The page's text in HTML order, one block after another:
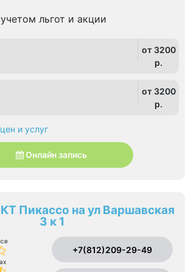
Чёрная речка
льгот и акции
от 3200
p.
от 3200
p.
и услуг
Онлайн запись
Пикассо на ул Варшавская
3 к 1
+7(812)209-29-49